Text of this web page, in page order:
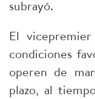
subrayó.
El
condiciones
operen de
plazo, al